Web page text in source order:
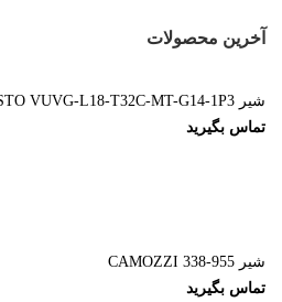
آخرین محصولات
شیر FESTO VUVG-L18-T32C-MT-G14-1P3
تماس بگیرید
شیر CAMOZZI 338-955
تماس بگیرید